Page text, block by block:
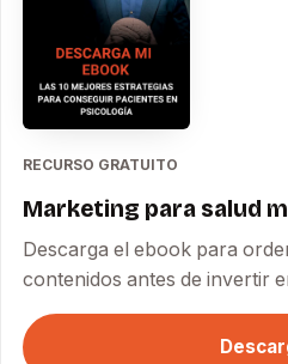
RECURSO GRATUITO
Marketing para salud
Descarga el ebook para
contenidos antes de invertir